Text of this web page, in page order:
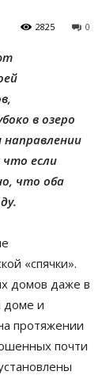
0
2825
в озеро
направлении
что если
что оба
«спячки».
домов даже в
доме и
протяжении
почти